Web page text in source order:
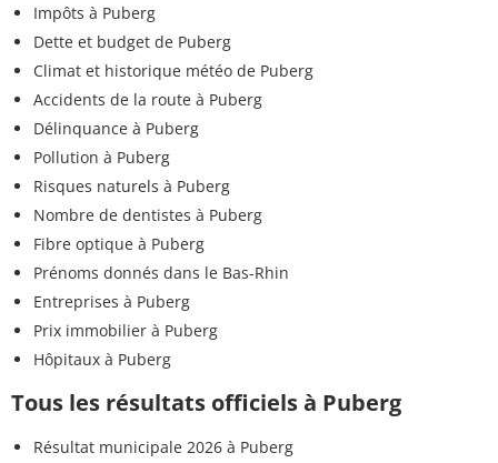
Impôts à Puberg
Dette et budget de Puberg
Climat et historique météo de Puberg
Accidents de la route à Puberg
Délinquance à Puberg
Pollution à Puberg
Risques naturels à Puberg
Nombre de dentistes à Puberg
Fibre optique à Puberg
Prénoms donnés dans le Bas-Rhin
Entreprises à Puberg
Prix immobilier à Puberg
Hôpitaux à Puberg
Tous les résultats officiels à Puberg
Résultat municipale 2026 à Puberg